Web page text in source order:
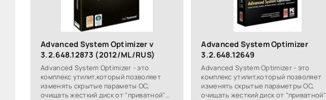
Advanced System Optimizer v
3.2.648.12873 (2012/ML/RUS)
Advanced System Optimizer - это
комплекс утилит,который позволяет
изменять скрытые параметы ОС,
очищать жесткий диск от "приватной"
Advanced System Optimizer
3.2.648.12649
Advanced System Optimizer - это
комплекс утилит,который позволяет
изменять скрытые параметры ОС,
очищать жесткий диск от "приватной"